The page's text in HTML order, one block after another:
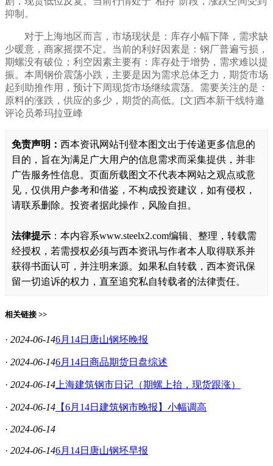
抑制 。
对于上海地区而言，市场现状是：库存小幅下降 ， 需求缺
少暖意 ， 商家摇摆不定。当前的利好因素是： 钢厂普遍亏损，
期螺没有破位 ；利空因素主要有 ： 库存处于增势，需求难以提
振。本周钢价震荡小跌 ， 主要是因为需求总体乏力，期货市场
起到助推作用， 预计下周现货市场继续震荡。需要关注的是：
原料的涨跌，供应的多少，期货的高低。 [文]西本新干线特邀
评论员希玛拉亚峰
免责声明： 西本资讯网站刊登本图文出于传递更多信息的
目的，旨在为满足广大用户的信息需求而采集提供，并非
广告服务性信息。页面所载图文不代表本网站之观点或意
见，仅供用户参考和借鉴，不构成投资建议，如有侵权，
请联系删除。投资者据此操作，风险自担。
法律提示 ：本内容系www.steelx2.com编辑、整理，转载需
经授权，若需授权必须与西本资讯与作者本人取得联系并
获得书面认可，并注明来源。如果私自转载，西本资讯保
留一切追诉的权力，直至追究私自转载者的法律责任。
相关链接 >>
· 2024-06-146月14日唐山钢坯晚报
· 2024-06-146月14日商品期货日盘综述
· 2024-06-14上海建筑钢市日记（期螺上抬，现货跟涨）
· 2024-06-14 【6月14日建筑钢市晚报】小幅调高
· 2024-06-14
· 2024-06-146月14日唐山钢坯早报